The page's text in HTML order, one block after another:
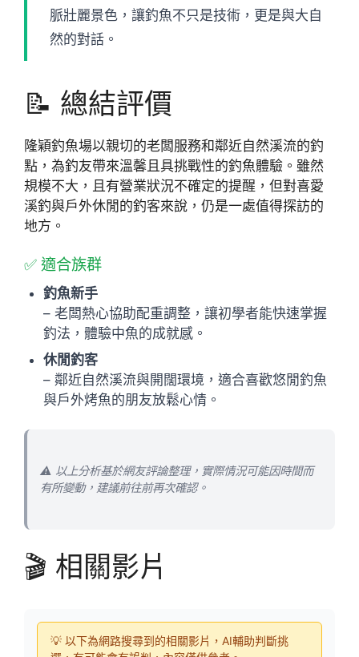
脈壯麗景色，讓釣魚不只是技術，更是與大自
然的對話。
📝 總結評價
隆穎釣魚場以親切的老闆服務和鄰近自然溪流的釣
點，為釣友帶來溫馨且具挑戰性的釣魚體驗。雖然
規模不大，且有營業狀況不確定的提醒，但對喜愛
溪釣與戶外休閒的釣客來說，仍是一處值得探訪的
地方。
✅ 適合族群
釣魚新手
– 老闆熱心協助配重調整，讓初學者能快速掌握
釣法，體驗中魚的成就感。
休閒釣客
– 鄰近自然溪流與開闊環境，適合喜歡悠閒釣魚
與戶外烤魚的朋友放鬆心情。
⚠️ 以上分析基於網友評論整理，實際情況可能因時間而
有所變動，建議前往前再次確認。
🎬 相關影片
💡 以下為網路搜尋到的相關影片，AI輔助判斷挑